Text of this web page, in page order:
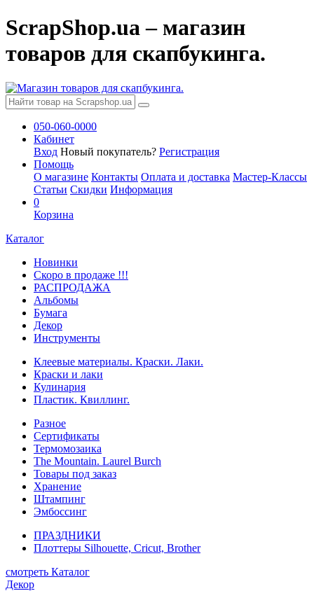
ScrapShop.ua – магазин
товаров для скапбукинга.
050-060-0000
Кабинет
Вход Новый покупатель? Регистрация
Помощь
О магазине Контакты Оплата и доставка Мастер-Классы
Статьи Скидки Информация
0
Корзина
Каталог
Новинки
Скоро в продаже !!!
РАСПРОДАЖА
Альбомы
Бумага
Декор
Инструменты
Клеевые материалы. Краски. Лаки.
Краски и лаки
Кулинария
Пластик. Квиллинг.
Разное
Сертификаты
Термомозаика
The Mountain. Laurel Burch
Товары под заказ
Хранение
Штампинг
Эмбоссинг
ПРАЗДНИКИ
Плоттеры Silhouette, Cricut, Brother
смотреть Каталог
Декор